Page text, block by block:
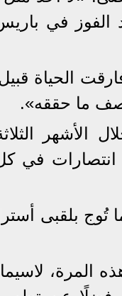
الفوز في
الحياة قبيل
ما حققه».
الأشهر
للغاية، خاصة أن ذلك يتطلب 20
أجواء مشابهة في 2016،
المرة،